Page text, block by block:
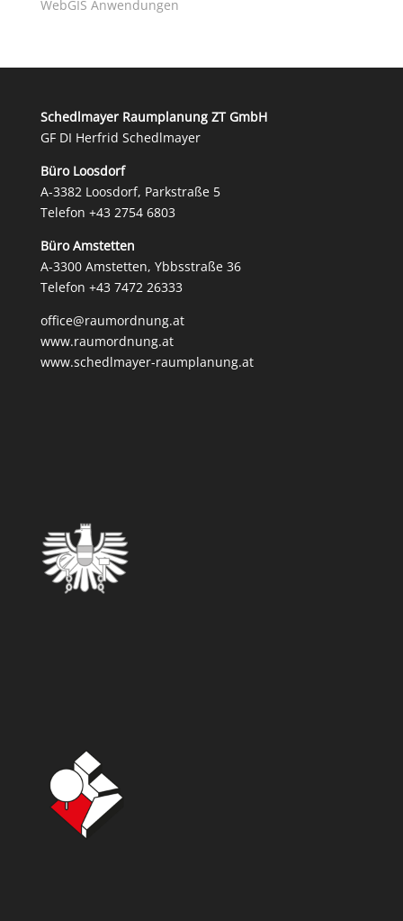
WebGIS Anwendungen
Schedlmayer Raumplanung ZT GmbH
GF DI Herfrid Schedlmayer
Büro Loosdorf
A-3382 Loosdorf, Parkstraße 5
Telefon +43 2754 6803
Büro Amstetten
A-3300 Amstetten, Ybbsstraße 36
Telefon +43 7472 26333
office@raumordnung.at
www.raumordnung.at
www.schedlmayer-raumplanung.at